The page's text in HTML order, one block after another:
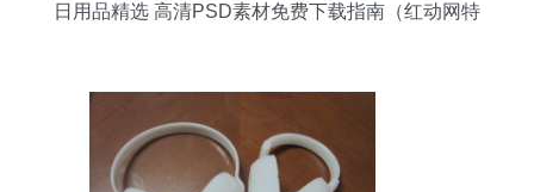
日用品精选 高清PSD素材免费下载指南（红动网特